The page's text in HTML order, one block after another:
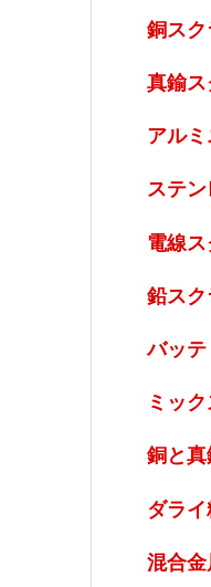
銅スク
真鍮ス
アルミ
ステン
電線
鉛スク
バッテ
ミッ
銅と真
ダラ
混合金